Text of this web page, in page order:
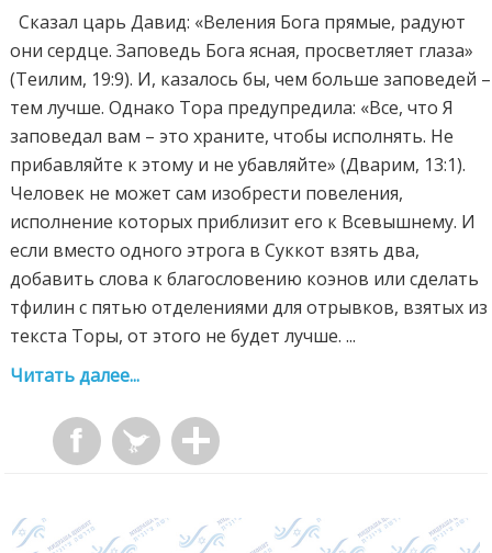
Сказал царь Давид: «Веления Бога прямые, радуют
они сердце. Заповедь Бога ясная, просветляет глаза»
(Теилим, 19:9). И, казалось бы, чем больше заповедей –
тем лучше. Однако Тора предупредила: «Все, что Я
заповедал вам – это храните, чтобы исполнять. Не
прибавляйте к этому и не убавляйте» (Дварим, 13:1).
Человек не может сам изобрести повеления,
исполнение которых приблизит его к Всевышнему. И
если вместо одного этрога в Суккот взять два,
добавить слова к благословению коэнов или сделать
тфилин с пятью отделениями для отрывков, взятых из
текста Торы, от этого не будет лучше. ...
Читать далее...